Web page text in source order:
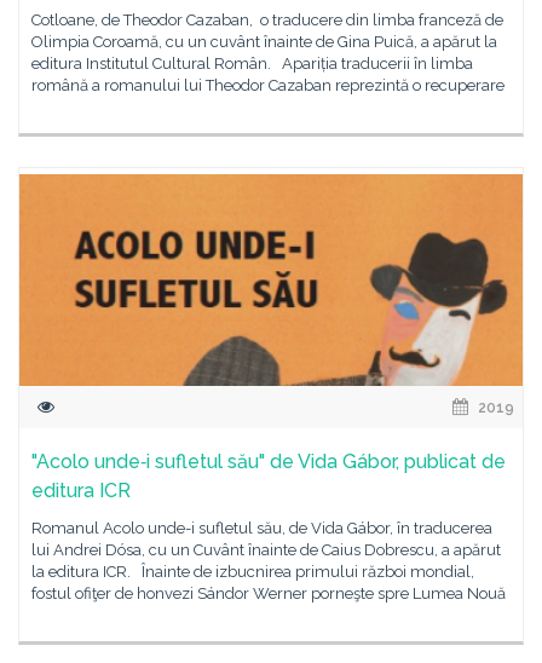
Cotloane, de Theodor Cazaban, o traducere din limba franceză de
Olimpia Coroamă, cu un cuvânt înainte de Gina Puică, a apărut la
editura Institutul Cultural Român. Apariția traducerii în limba
română a romanului lui Theodor Cazaban reprezintă o recuperare
2019
"Acolo unde‑i sufletul său" de Vida Gábor, publicat de
editura ICR
Romanul Acolo unde-i sufletul său, de Vida Gábor, în traducerea
lui Andrei Dósa, cu un Cuvânt înainte de Caius Dobrescu, a apărut
la editura ICR. Înainte de izbucnirea primului război mondial,
fostul ofiţer de honvezi Sándor Werner porneşte spre Lumea Nouă